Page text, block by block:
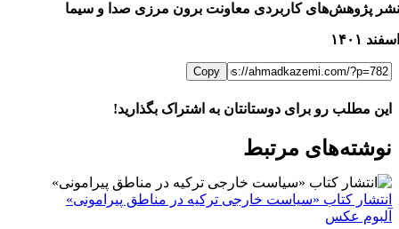
نشر پژوهش‌های کاربردی معاونت برون مرزی صدا و سیما
اسفند ۱۴۰۱
Copy
این مطلب رو برای دوستانتان به اشتراک بگذارید!
FacebookX
LinkedIn
WhatsApp
Telegram
ایمیل
نوشته‌‌های مرتبط
انتشار کتاب «سیاست خارجی ترکیه در مناطق پیرامونی»
آلبوم عکس